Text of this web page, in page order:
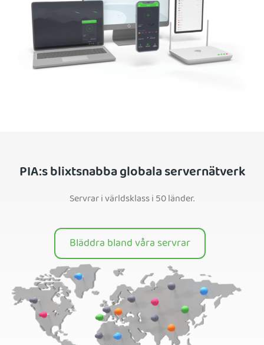
PIA:s blixtsnabba globala servernätverk
Servrar i världsklass i 50 länder.
Bläddra bland våra servrar